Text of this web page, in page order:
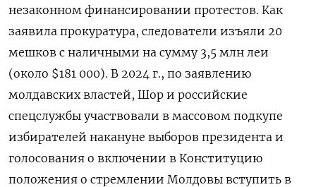
незаконном финансировании протестов. Как
заявила прокуратура, следователи изъяли 20
мешков с наличными на сумму 3,5 млн леи
(около $181 000). В 2024 г., по заявлению
молдавских властей, Шор и российские
спецслужбы участвовали в массовом подкупе
избирателей накануне выборов президента и
голосования о включении в Конституцию
положения о стремлении Молдовы вступить в